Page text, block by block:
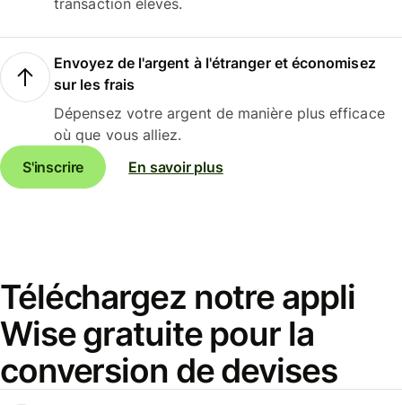
transaction élevés.
Envoyez de l'argent à l'étranger et économisez
sur les frais
Dépensez votre argent de manière plus efficace
où que vous alliez.
S'inscrire
En savoir plus
Téléchargez notre appli
Wise gratuite pour la
conversion de devises